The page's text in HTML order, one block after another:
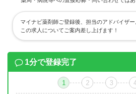
マイナビ薬剤師ご登録後、担当のアドバイザー
この求人についてご案内差し上げます！
1分で登録完了
1 2 3